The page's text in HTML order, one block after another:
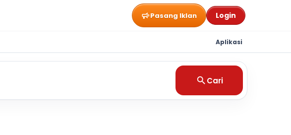
Pasang Iklan Login
Aplikasi
Cari